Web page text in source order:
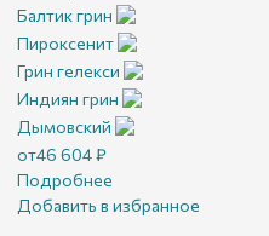
Балтик грин
Пироксенит
Грин гелекси
Индиян грин
Дымовский
от46 604₽
Подробнее
Добавить в избранное